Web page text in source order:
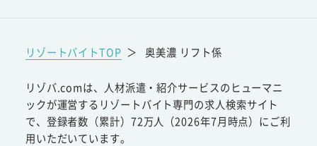
リゾートバイトTOP ＞ 奥美濃 リフト係
リゾバ.comは、人材派遣・紹介サービスのヒューマニ
ックが運営するリゾートバイト専門の求人検索サイト
で、登録者数（累計）72万人（2026年7月時点）にご利
用いただいています。